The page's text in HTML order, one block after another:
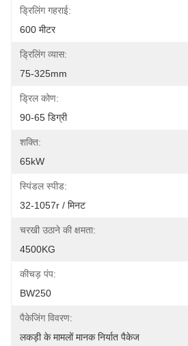
ड्रिलिंग गहराई:
600 मीटर
ड्रिलिंग व्यास:
75-325mm
ड्रिल कोण:
90-65 डिग्री
शक्ति:
65kW
स्पिंडल स्पीड:
32-1057r / मिनट
चरखी उठाने की क्षमता:
4500KG
कीचड़ पंप:
BW250
पैकेजिंग विवरण:
लकड़ी के मामलों मानक निर्यात पैकेज